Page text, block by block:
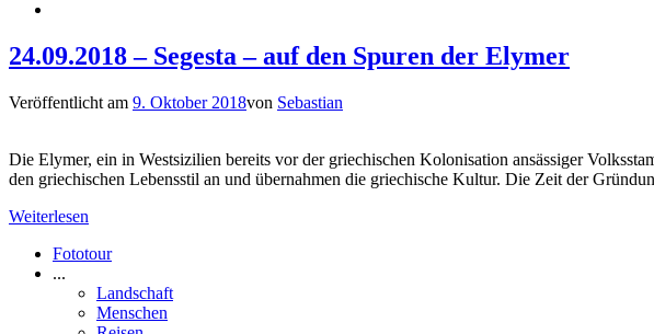
24.09.2018 – Segesta – auf den Spuren der Elymer
Veröffentlicht am 9. Oktober 2018von Sebastian
Die Elymer, ein in Westsizilien bereits vor der griechischen Kolonisation ansässiger
den griechischen Lebensstil an und übernahmen die griechische Kultur. Die Zeit der
Weiterlesen
Fototour
...
Landschaft
Menschen